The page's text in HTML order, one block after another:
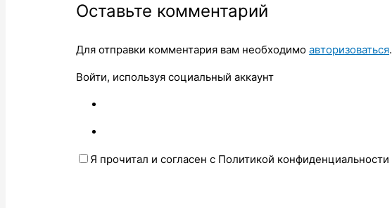
Оставьте комментарий
Для отправки комментария вам необходимоавторизоваться.
Войти, используя социальный аккаунт
Я прочитал и согласен с Политикой конфиденциальности